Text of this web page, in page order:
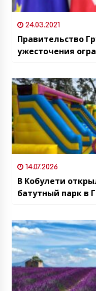
24.03.2021
Правительство
ужесточения
14.07.2026
В Кобулети
батутный парк в